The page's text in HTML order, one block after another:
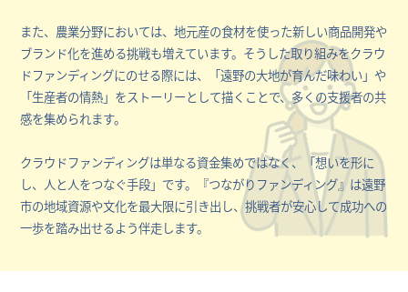
また、農業分野においては、地元産の食材を使った新しい商品開発や
ブランド化を進める挑戦も増えています。そうした取り組みをクラウ
ドファンディングにのせる際には、「遠野の大地が育んだ味わい」や
「生産者の情熱」をストーリーとして描くことで、多くの支援者の共
感を集められます。
クラウドファンディングは単なる資金集めではなく、「想いを形に
し、人と人をつなぐ手段」です。『つながりファンディング』は遠野
市の地域資源や文化を最大限に引き出し、挑戦者が安心して成功への
一歩を踏み出せるよう伴走します。